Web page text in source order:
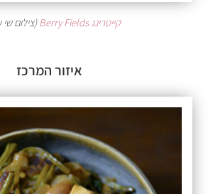
קייטרינג Berry Fields (צילום שי שבירו)
איזור המרכז